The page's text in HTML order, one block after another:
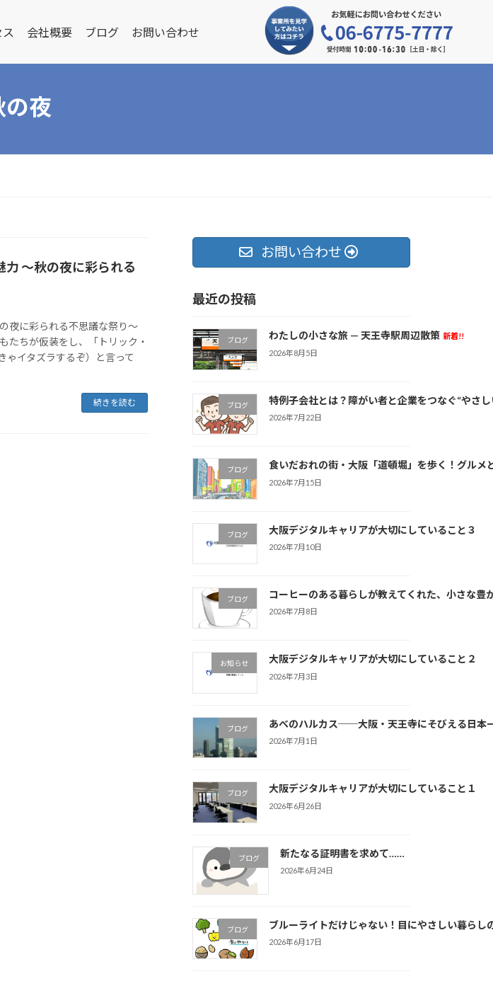
会社概要 ブログ
お問い合わせ
の夜
～秋の夜に彩られる
夜に彩られる不思議な祭り～
たちが仮装をし、「トリック・
ゃイタズラするぞ）と言って
続きを読む
お問い合わせ
最近の投稿
ブログ わたしの小さな旅 — 天王寺駅周辺散策 新着!!
2026年8月5日
ブログ 特例子会社とは？障がい者と企業をつなぐ“やさ
2026年7月22日
ブログ 食いだおれの街・大阪「道頓堀」を歩く！グルメ
2026年7月15日
ブログ 大阪デジタルキャリアが大切にしていること３
2026年7月10日
ブログ コーヒーのある暮らしが教えてくれた、小さな豊
2026年7月8日
お知らせ 大阪デジタルキャリアが大切にしていること２
2026年7月3日
ブログ あべのハルカス──大阪・天王寺にそびえる日本
2026年7月1日
ブログ 大阪デジタルキャリアが大切にしていること１
2026年6月26日
ブログ 新たなる証明書を求めて……
2026年6月24日
ブログ ブルーライトだけじゃない！目にやさしい暮らし
2026年6月17日